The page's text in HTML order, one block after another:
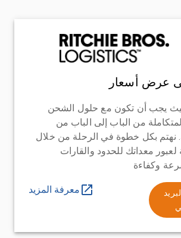
عرض أسعار
يجب أن تكون مع حلول الشحن
من الباب إلى الباب من
نهتم بكل خطوة في الرحلة من خلال
لعبور معداتك للحدود والقارات
وكفاءة
معرفة المزيد